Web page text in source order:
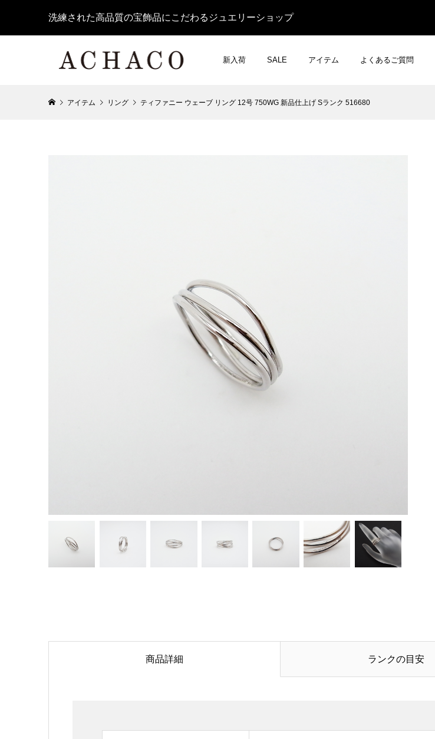
洗練された高品質の宝飾品にこだわるジュエリーショップ
新入荷 SALE アイテム よくあるご質問
アイテム リング ティファニー ウェーブ リング 12号 750WG 新品仕上げ Sランク 516680
商品詳細 ランクの目安